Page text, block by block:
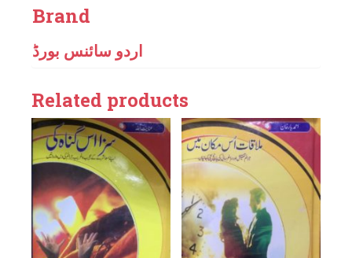
Brand
اردو سائنس بورڈ
Related products